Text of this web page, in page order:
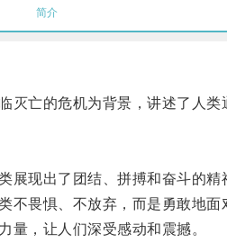
简介
亡的危机为背景，讲述了人类
现出了团结、拼搏和奋斗的精
畏惧、不放弃，而是勇敢地面
，让人们深受感动和震撼。